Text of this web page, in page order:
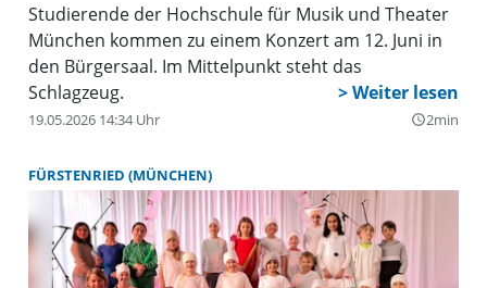
Studierende der Hochschule für Musik und Theater
München kommen zu einem Konzert am 12. Juni in
den Bürgersaal. Im Mittelpunkt steht das
Schlagzeug.
19.05.2026 14:34 Uhr query_builder2min
FÜRSTENRIED (MÜNCHEN)